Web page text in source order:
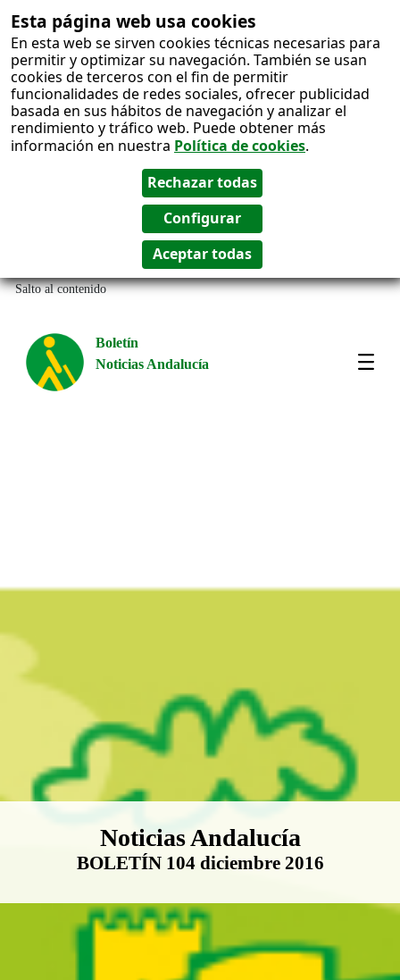
Esta página web usa cookies
En esta web se sirven cookies técnicas necesarias para
permitir y optimizar su navegación. También se usan
cookies de terceros con el fin de permitir
funcionalidades de redes sociales, ofrecer publicidad
basada en sus hábitos de navegación y analizar el
rendimiento y tráfico web. Puede obtener más
información en nuestra Política de cookies.
Salto al contenido
Boletín
Noticias Andalucía
Boletín Noticias Andalucía
Noticias Andalucía
BOLETÍN 104 diciembre 2016